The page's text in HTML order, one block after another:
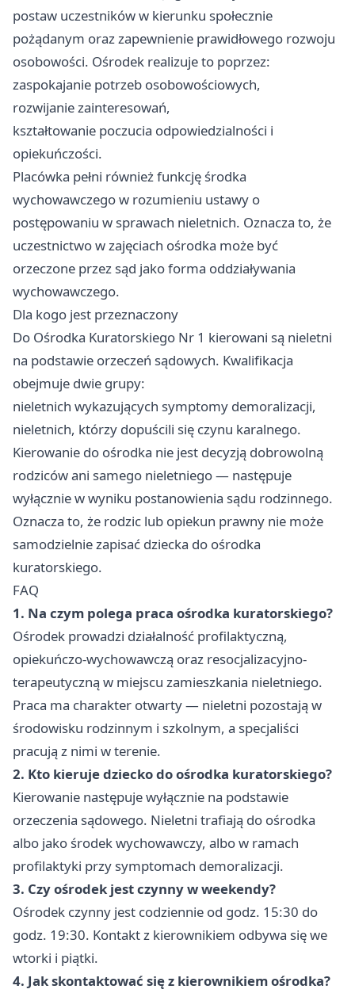
postaw uczestników w kierunku społecznie
pożądanym oraz zapewnienie prawidłowego rozwoju
osobowości. Ośrodek realizuje to poprzez:
zaspokajanie potrzeb osobowościowych,
rozwijanie zainteresowań,
kształtowanie poczucia odpowiedzialności i
opiekuńczości.
Placówka pełni również funkcję środka
wychowawczego w rozumieniu ustawy o
postępowaniu w sprawach nieletnich. Oznacza to, że
uczestnictwo w zajęciach ośrodka może być
orzeczone przez sąd jako forma oddziaływania
wychowawczego.
Dla kogo jest przeznaczony
Do Ośrodka Kuratorskiego Nr 1 kierowani są nieletni
na podstawie orzeczeń sądowych. Kwalifikacja
obejmuje dwie grupy:
nieletnich wykazujących symptomy demoralizacji,
nieletnich, którzy dopuścili się czynu karalnego.
Kierowanie do ośrodka nie jest decyzją dobrowolną
rodziców ani samego nieletniego — następuje
wyłącznie w wyniku postanowienia sądu rodzinnego.
Oznacza to, że rodzic lub opiekun prawny nie może
samodzielnie zapisać dziecka do ośrodka
kuratorskiego.
FAQ
1. Na czym polega praca ośrodka kuratorskiego?
Ośrodek prowadzi działalność profilaktyczną,
opiekuńczo-wychowawczą oraz resocjalizacyjno-
terapeutyczną w miejscu zamieszkania nieletniego.
Praca ma charakter otwarty — nieletni pozostają w
środowisku rodzinnym i szkolnym, a specjaliści
pracują z nimi w terenie.
2. Kto kieruje dziecko do ośrodka kuratorskiego?
Kierowanie następuje wyłącznie na podstawie
orzeczenia sądowego. Nieletni trafiają do ośrodka
albo jako środek wychowawczy, albo w ramach
profilaktyki przy symptomach demoralizacji.
3. Czy ośrodek jest czynny w weekendy?
Ośrodek czynny jest codziennie od godz. 15:30 do
godz. 19:30. Kontakt z kierownikiem odbywa się we
wtorki i piątki.
4. Jak skontaktować się z kierownikiem ośrodka?